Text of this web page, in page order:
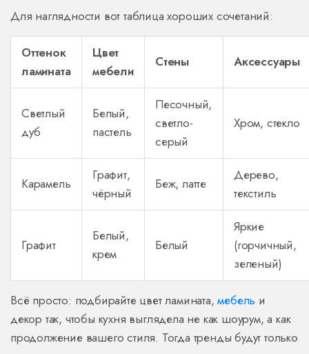
Для наглядности вот таблица хороших сочетаний:
Оттенок
ламината
Цвет
мебели
Стены Аксессуары
Светлый
дуб
Белый,
пастель
Песочный,
светло-
серый
Хром, стекло
Карамель
Графит,
чёрный
Беж, латте
Дерево,
текстиль
Графит
Белый,
крем
Белый
Яркие
(горчичный,
зеленый)
Всё просто: подбирайте цвет ламината,мебель и
декор так, чтобы кухня выглядела не как шоурум, а как
продолжение вашего стиля. Тогда тренды будут только